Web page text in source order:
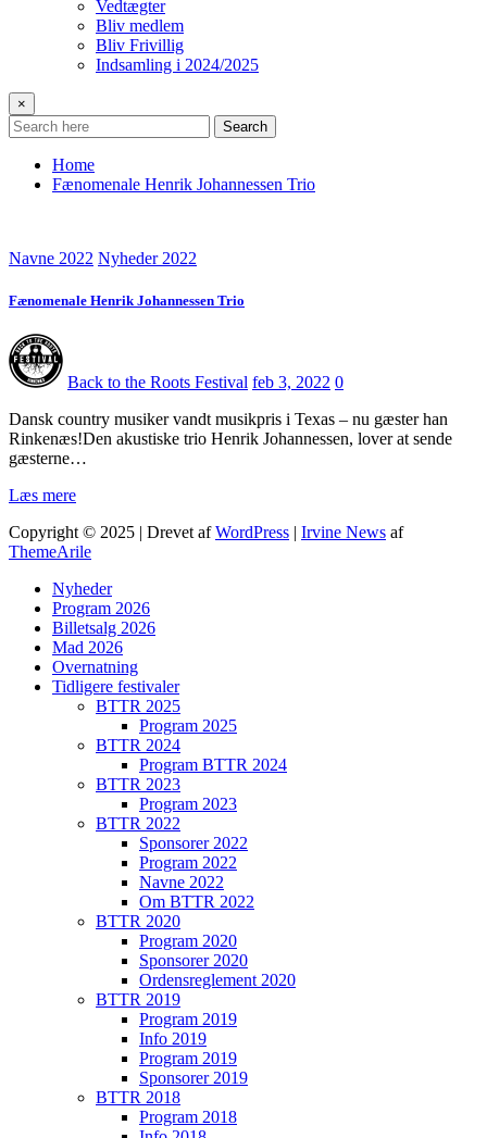
Vedtægter
Bliv medlem
Bliv Frivillig
Indsamling i 2024/2025
×
Search
Home
Fænomenale Henrik Johannessen Trio
Navne 2022 Nyheder 2022
Fænomenale Henrik Johannessen Trio
Back to the Roots Festival feb 3, 2022 0
Dansk country musiker vandt musikpris i Texas – nu gæster han
Rinkenæs!Den akustiske trio Henrik Johannessen, lover at sende
gæsterne…
Læs mere
Copyright © 2025 | Drevet afWordPress | Irvine News af
ThemeArile
Nyheder
Program 2026
Billetsalg 2026
Mad 2026
Overnatning
Tidligere festivaler
BTTR 2025
Program 2025
BTTR 2024
Program BTTR 2024
BTTR 2023
Program 2023
BTTR 2022
Sponsorer 2022
Program 2022
Navne 2022
Om BTTR 2022
BTTR 2020
Program 2020
Sponsorer 2020
Ordensreglement 2020
BTTR 2019
Program 2019
Info 2019
Program 2019
Sponsorer 2019
BTTR 2018
Program 2018